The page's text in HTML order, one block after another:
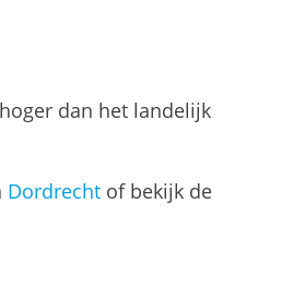
dan het landelijk
Dordrecht of bekijk de